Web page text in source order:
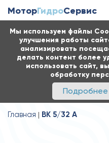
Мы используем файлы
улучшения работы
анализировать
делать контент более
использовать сайт,
обработку
Подробнее
МоторГидроСервис
Главная ВК 5/32 А